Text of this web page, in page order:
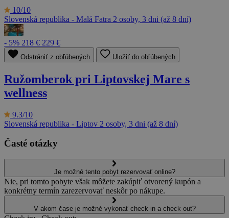
10/10
Slovenská republika - Malá Fatra 2 osoby, 3 dni (až 8 dní)
- 5% 218 € 229 €
Odstrániť z obľúbených Uložiť do obľúbených
Ružomberok pri Liptovskej Mare s
wellness
9.3/10
Slovenská republika - Liptov 2 osoby, 3 dni (až 8 dní)
Časté otázky
Je možné tento pobyt rezervovať online?
Nie, pri tomto pobyte však môžete zakúpiť otvorený kupón a
konkrétny termín zarezervovať neskôr po nákupe.
V akom čase je možné vykonať check in a check out?